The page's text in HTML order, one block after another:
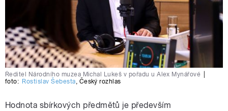
Ředitel Národního muzea Michal Lukeš v pořadu u Alex Mynářové
foto: Rostislav Šebesta, Český rozhlas
Hodnota sbírkových předmětů je především